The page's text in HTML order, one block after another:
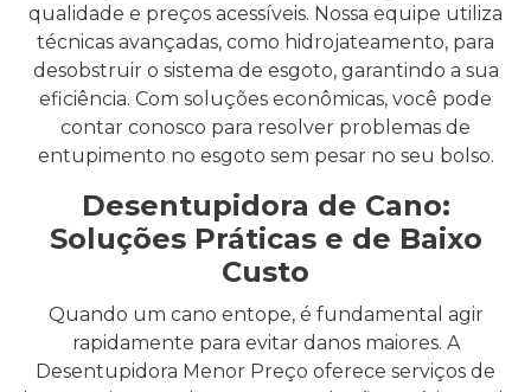
qualidade e preços acessíveis. Nossa equipe utiliza
técnicas avançadas, como hidrojateamento, para
desobstruir o sistema de esgoto, garantindo a sua
eficiência. Com soluções econômicas, você pode
contar conosco para resolver problemas de
entupimento no esgoto sem pesar no seu bolso.
Desentupidora de Cano:
Soluções Práticas e de Baixo
Custo
Quando um cano entope, é fundamental agir
rapidamente para evitar danos maiores. A
Desentupidora Menor Preço oferece serviços de